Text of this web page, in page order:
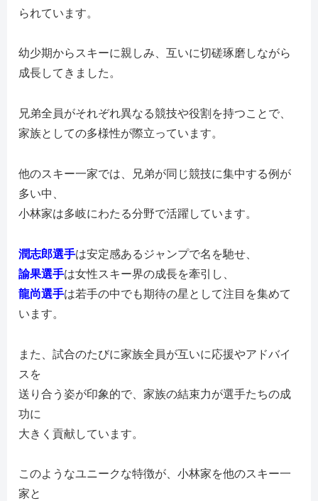
られています。
幼少期からスキーに親しみ、互いに切磋琢磨しながら
成長してきました。
兄弟全員がそれぞれ異なる競技や役割を持つことで、
家族としての多様性が際立っています。
他のスキー一家では、兄弟が同じ競技に集中する例が
多い中、
小林家は多岐にわたる分野で活躍しています。
潤志郎選手は安定感あるジャンプで名を馳せ、
諭果選手は女性スキー界の成長を牽引し、
龍尚選手は若手の中でも期待の星として注目を集めて
います。
また、試合のたびに家族全員が互いに応援やアドバイ
スを
送り合う姿が印象的で、家族の結束力が選手たちの成
功に
大きく貢献しています。
このようなユニークな特徴が、小林家を他のスキー一
家と